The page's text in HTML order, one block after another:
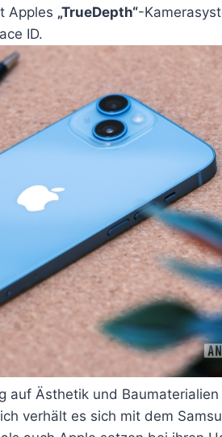
Apples „TrueDepth“-
ID.
auf Ästhetik und
verhält es sich mit dem